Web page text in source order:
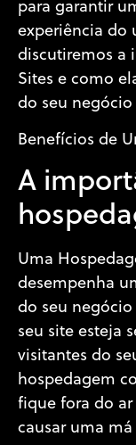
para garantir
experiência do
discutiremos a
Sites e como
do seu
Benefícios de
A
Uma
desempenha
do seu
seu site esteja
visitantes do
hospedagem
fique fora do
causar uma